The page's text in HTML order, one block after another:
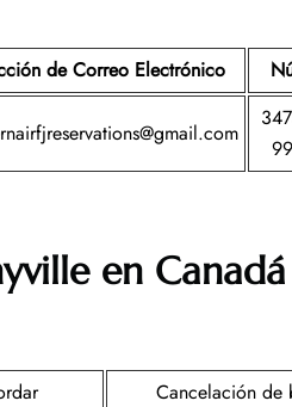
de Correo Electrónico
en
Cancelación de